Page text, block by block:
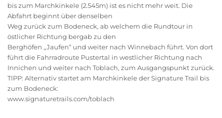
bis zum Marchkinkele (2.545m) ist es nicht mehr weit. Die
Abfahrt beginnt über denselben
Weg zurück zum Bodeneck, ab welchem die Rundtour in
östlicher Richtung bergab zu den
Berghöfen „Jaufen“ und weiter nach Winnebach führt. Von dort
führt die Fahrradroute Pustertal in westlicher Richtung nach
Innichen und weiter nach Toblach, zum Ausgangspunkt zurück.
TIPP: Alternativ startet am Marchkinkele der Signature Trail bis
zum Bodeneck:
www.signaturetrails.com/toblach